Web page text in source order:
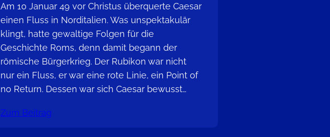
Am 10 Januar 49 vor Christus überquerte Caesar
einen Fluss in Norditalien. Was unspektakulär
klingt, hatte gewaltige Folgen für die
Geschichte Roms, denn damit begann der
römische Bürgerkrieg. Der Rubikon war nicht
nur ein Fluss, er war eine rote Linie, ein Point of
no Return. Dessen war sich Caesar bewusst…
Zum Beitrag